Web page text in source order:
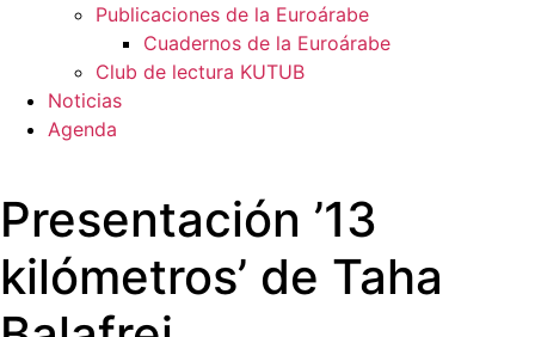
Publicaciones de la Euroárabe
Cuadernos de la Euroárabe
Club de lectura KUTUB
Noticias
Agenda
Presentación ’13
kilómetros’ de Taha